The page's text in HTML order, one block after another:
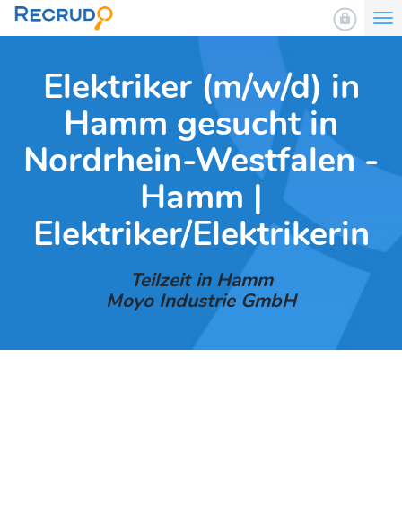
Elektriker (m/w/d) in
Hamm gesucht in
Nordrhein-Westfalen -
Hamm |
Elektriker/Elektrikerin
Teilzeit in Hamm
Moyo Industrie GmbH